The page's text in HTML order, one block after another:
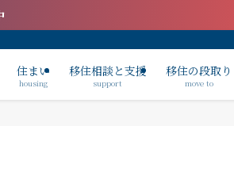
住まい
housing
移住相談と支援
support
移住の段取り
move to